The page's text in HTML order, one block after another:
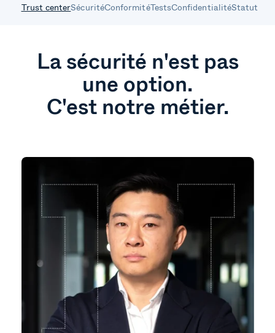
Trust centerSécuritéConformitéTestsConfidentialitéStatut
La sécurité n'est pas
une option.
C'est notre métier.